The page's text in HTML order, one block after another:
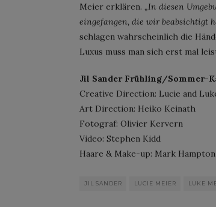
Meier erklären. „In diesen
eingefangen, die wir beabsichtigt
schlagen wahrscheinlich die
Luxus muss man sich erst mal
Jil Sander Frühling/Sommer-
Creative Direction: Lucie and
Art Direction: Heiko Keinath
Fotograf: Olivier Kervern
Video: Stephen Kidd
Haare & Make-up: Mark Hampton
JIL SANDER LUCIE MEIER LUKE